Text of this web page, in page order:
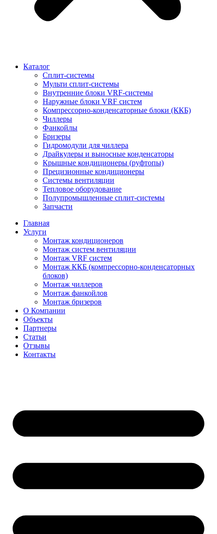
Каталог
Сплит-системы
Мульти сплит-системы
Внутренние блоки VRF-cистемы
Наружные блоки VRF cистем
Компрессорно-конденсаторные блоки (ККБ)
Чиллеры
Фанкойлы
Бризеры
Гидромодули для чиллера
Драйкулеры и выносные конденсаторы
Крышные кондиционеры (руфтопы)
Прецизионные кондиционеры
Системы вентиляции
Тепловое оборудование
Полупромышленные сплит-системы
Запчасти
Главная
Услуги
Монтаж кондиционеров
Монтаж cистем вентиляции
Монтаж VRF систем
Монтаж ККБ (компрессорно-конденсаторных
блоков)
Монтаж чиллеров
Монтаж фанкойлов
Монтаж бризеров
О Компании
Объекты
Партнеры
Статьи
Отзывы
Контакты